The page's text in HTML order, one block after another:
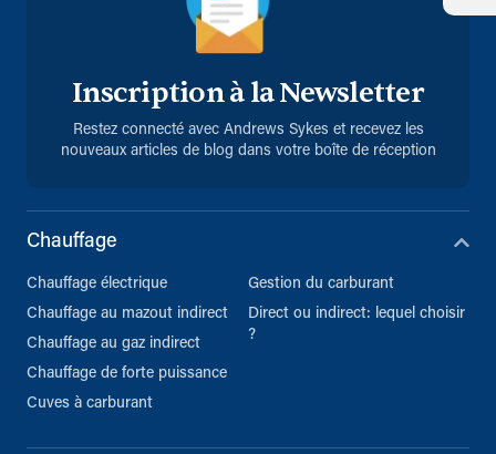
Inscription à la Newsletter
Restez connecté avec Andrews Sykes et recevez les
nouveaux articles de blog dans votre boîte de réception
Chauffage
Chauffage électrique
Chauffage au mazout indirect
Chauffage au gaz indirect
Chauffage de forte puissance
Cuves à carburant
Gestion du carburant
Direct ou indirect: lequel choisir
?